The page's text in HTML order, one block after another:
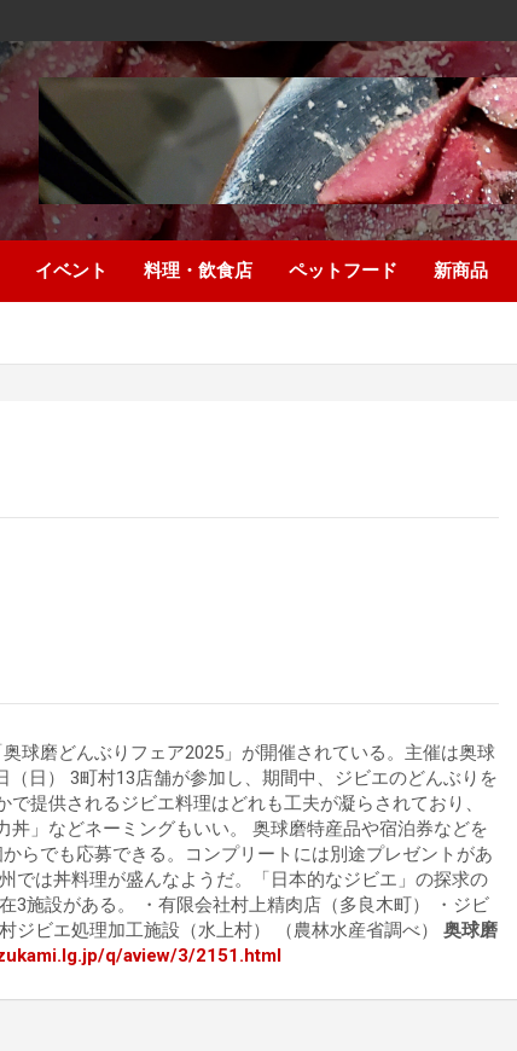
イベント 料理・飲食店 ペットフード 新商品
球磨どんぶりフェア2025」が開催されている。主催は奥球
日） 3町村13店舗が参加し、期間中、ジビエのどんぶりを
提供されるジビエ料理はどれも工夫が凝らされており、
」などネーミングもいい。 奥球磨特産品や宿泊券などを
らでも応募できる。コンプリートには別途プレゼントがあ
では丼料理が盛んなようだ。「日本的なジビエ」の探求の
3施設がある。 ・有限会社村上精肉店（多良木町） ・ジビ
ジビエ処理加工施設（水上村） （農林水産省調べ） 奥球磨
q/aview/3/2151.html